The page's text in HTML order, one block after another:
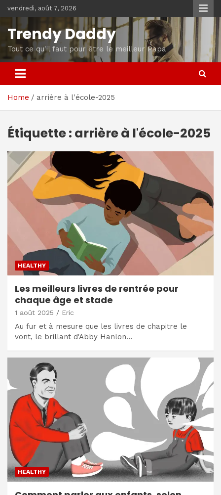
to
content
vendredi, août 7, 2026
Trendy Daddy
Tout ce qu'il faut pour être le meilleur Papa
Home arrière à l'école-2025
Étiquette : arrière à l'école-2025
HEALTHY
Les meilleurs livres de rentrée pour
chaque âge et stade
1 août 2025 Eric
Au fur et à mesure que les livres de chapitre le
vont, le brillant d'Abby Hanlon…
HEALTHY